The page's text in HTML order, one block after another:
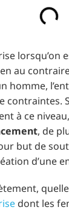
lorsqu’on
au
homme,
contraintes.
à ce
, de
but de
d’une
dont les